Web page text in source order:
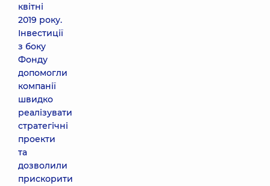
квітні
2019 року.
Інвестиції
з боку
Фонду
допомогли
компанії
швидко
реалізувати
стратегічні
проекти
та
дозволили
прискорити